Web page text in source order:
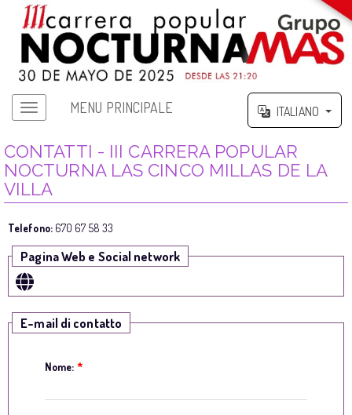
MENU PRINCIPALE ITALIANO
CONTATTI - III CARRERA POPULAR
NOCTURNA LAS CINCO MILLAS DE LA
VILLA
Telefono:670 67 58 33
Pagina Web e Social network
E-mail di contatto
Nome: *